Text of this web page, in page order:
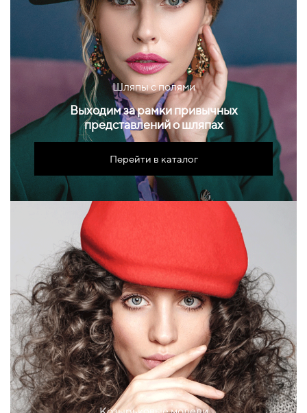
Шляпы с полями
Выходим за рамки привычных
представлений о шляпах
Перейти в каталог